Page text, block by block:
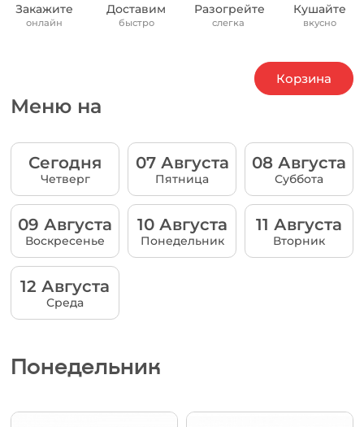
Закажите
онлайн
Доставим
быстро
Разогрейте
слегка
Кушайте
вкусно
Меню на
Сегодня
Четверг
07 Августа
Пятница
08 Августа
Суббота
09 Августа
Воскресенье
10 Августа
Понедельник
11 Августа
Вторник
12 Августа
Среда
Понедельник
Корзина